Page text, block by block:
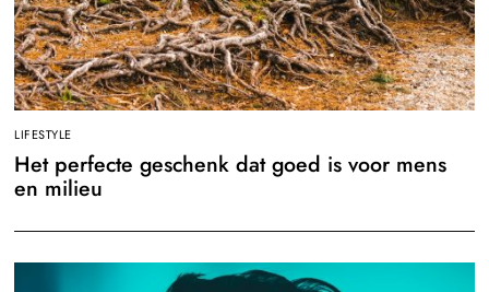
LIFESTYLE
Het perfecte geschenk dat goed is voor mens
en milieu